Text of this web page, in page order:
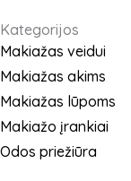
e
b
o
o
k
t
a
g
r
a
m
Kategorijos
Makiažas veidui
Makiažas akims
Makiažas lūpoms
Makiažo įrankiai
Odos priežiūra